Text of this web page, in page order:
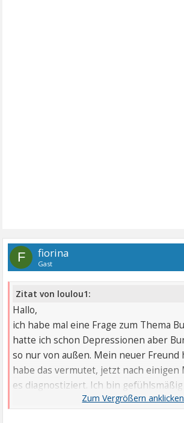
F fiorina
Gast
Zitat von loulou1:
Hallo,
ich habe mal eine Frage zum Thema
hatte ich schon Depressionen aber
so nur von außen. Mein neuer Freund
habe das vermutet, jetzt nach einigen
es diagnostiziert. Ich bin
Hätte ich es vorher gewußt hätte ich